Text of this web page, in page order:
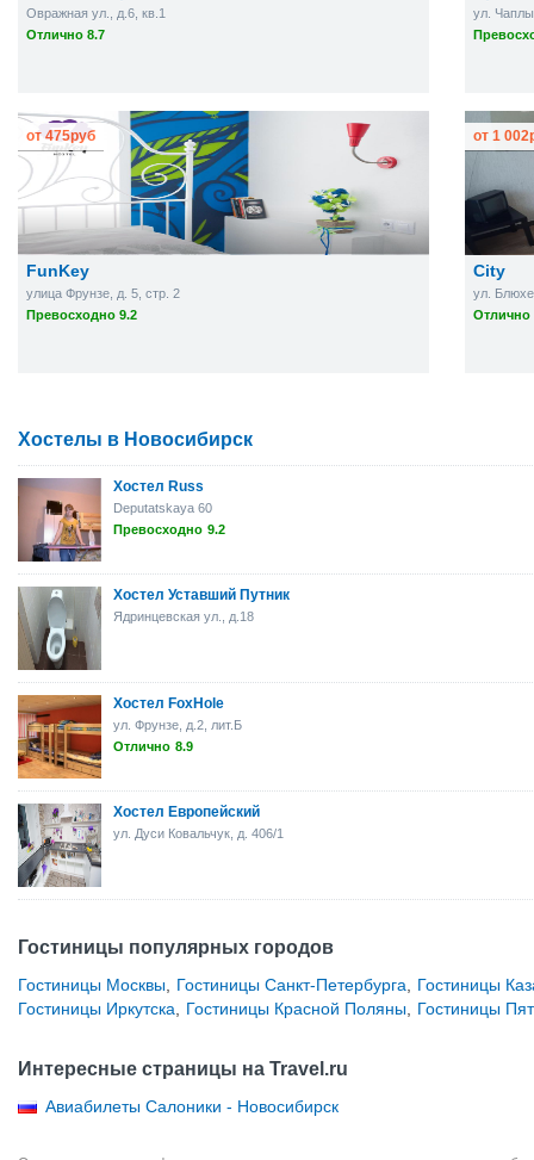
Овражная ул., д.6, кв.1
Отлично 8.7
ул.
FunKey
улица Фрунзе, д. 5, стр. 2
Превосходно 9.2
от 475руб
City
ул.
Отлично
от 1 002
Хостелы в Новосибирск
Хостел Russ
Deputatskaya 60
Превосходно 9.2
Хостел Уставший Путник
Ядринцевская ул., д.18
Хостел FoxHole
ул. Фрунзе, д.2, лит.Б
Отлично 8.9
Хостел Европейский
ул. Дуси Ковальчук, д. 406/1
Гостиницы популярных городов
Гостиницы Москвы Гостиницы Санкт-Петербурга
Гостиницы
Гостиницы Иркутска
Гостиницы Красной Поляны Гостиницы
Интересные страницы на Travel.ru
Авиабилеты Салоники - Новосибирск